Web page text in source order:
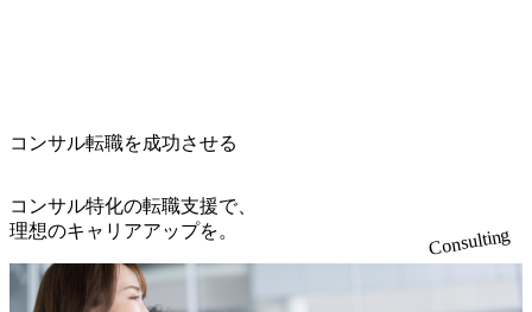
keto_kajita/)） 多様なメンバー、多様なプロジェクトによる
も関わらず、外資系戦略コンサルティングファームや総合
系コンサルティングファームをはじめ、メーカー、ITベン
チャー、外資系金融機関など多彩な出自で構成されてお
り、常に刺激を受けながらプロジェクトワークが可能 総合
コンサルティングファームの名の通り、全方位のクライア
※顔出しは不要です。ご質問頂く際のみ、顔出ししていた
ている。 <u>ワンプール制</u>を取っており、業界の枠に縛
り、<u>営業活動に工数を割かれることなくデリバリーに注
力可能</u> 従業員満足度を非常に重視しており、意にそぐ
わないプロジェクトにアサインされてしまった場合、半強
制的に別のプロジェクトに異動することが可能。その結
果、<u>退職率も10%程度</u>(他社平均は2～30%程度) 残業
コンサル転職を成功させる
コンサル特化の転職支援で、
理想のキャリアアップを。
Consulting